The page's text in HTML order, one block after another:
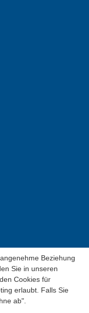
50, CH-8152
Beziehung
Sie in unseren
Cookies für
erlaubt. Falls Sie
ab".